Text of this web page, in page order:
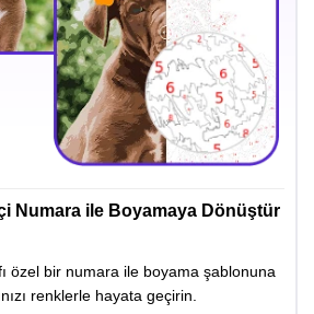
Numara ile Boyamaya Dönüştür
özel bir numara ile boyama şablonuna
renklerle hayata geçirin.